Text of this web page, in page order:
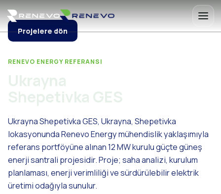
Projelere dön
RENEVO ENERGY REFERANSI
Ukrayna Shepetivka GES, Ukrayna, Shepetivka
lokasyonunda Renevo Energy mühendislik yaklaşımıyla
referans portföyüne alınan 12 MW kurulu güçte güneş
enerji santrali projesidir. Proje; saha analizi, kurulum
planlaması, enerji verimliliği ve sürdürülebilir elektrik
üretimi odağıyla sunulur.